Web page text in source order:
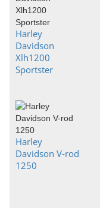
Harley
Davidson
Xlh1200
Sportster
Harley
Davidson V-rod
1250